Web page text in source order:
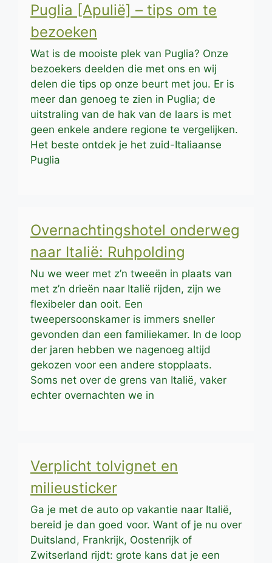
Puglia [Apulië] – tips om te
bezoeken
Wat is de mooiste plek van Puglia? Onze
bezoekers deelden die met ons en wij
delen die tips op onze beurt met jou. Er is
meer dan genoeg te zien in Puglia; de
uitstraling van de hak van de laars is met
geen enkele andere regione te vergelijken.
Het beste ontdek je het zuid-Italiaanse
Puglia
Overnachtingshotel onderweg
naar Italië: Ruhpolding
Nu we weer met z’n tweeën in plaats van
met z’n drieën naar Italië rijden, zijn we
flexibeler dan ooit. Een
tweepersoonskamer is immers sneller
gevonden dan een familiekamer. In de loop
der jaren hebben we nagenoeg altijd
gekozen voor een andere stopplaats.
Soms net over de grens van Italië, vaker
echter overnachten we in
Verplicht tolvignet en
milieusticker
Ga je met de auto op vakantie naar Italië,
bereid je dan goed voor. Want of je nu over
Duitsland, Frankrijk, Oostenrijk of
Zwitserland rijdt: grote kans dat je een